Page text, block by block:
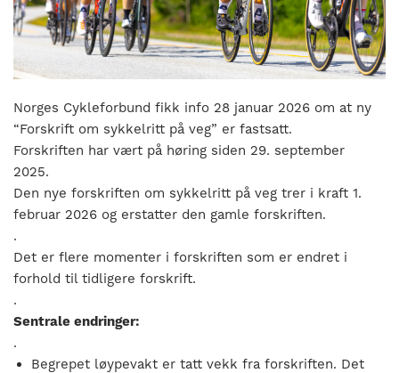
til
bli
folkesport.
Norges Cykleforbund fikk info 28 januar 2026 om at ny
“Forskrift om sykkelritt på veg” er fastsatt.
Forskriften har vært på høring siden 29. september
2025.
Den nye forskriften om sykkelritt på veg trer i kraft 1.
februar 2026 og erstatter den gamle forskriften.
.
Det er flere momenter i forskriften som er endret i
forhold til tidligere forskrift.
.
Sentrale endringer:
.
Begrepet løypevakt er tatt vekk fra forskriften. Det